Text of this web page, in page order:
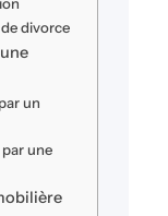
divorce
un
par une